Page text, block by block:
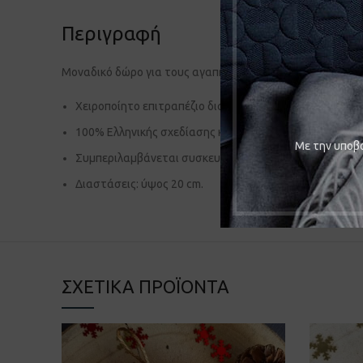
Mε την
Περιγραφή
Μοναδικό δώρο για τους αγαπημένους μας
Χειροποίητο επιτραπέζιο διακοσμητικό σε παστέλ
100% Ελληνικής σχεδίασης και κατασκευής.
Συμπεριλαμβάνεται συσκευασία δώρου
Διαστάσεις: ύψος 20 cm.
ΣΧΕΤΙΚΆ ΠΡΟΪΌΝΤΑ